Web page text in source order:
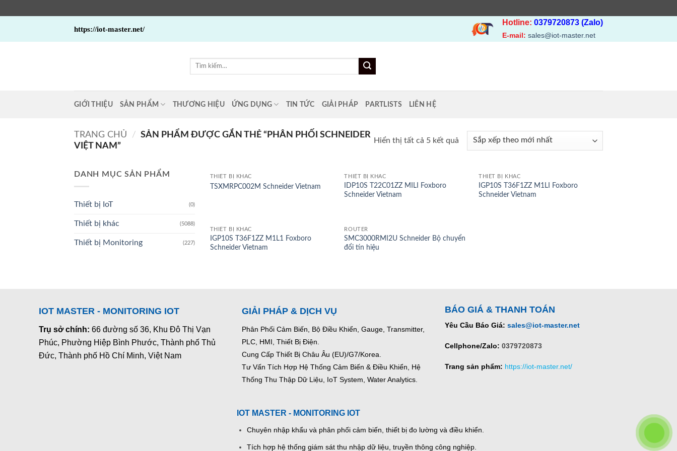
https://iot-master.net/
Hotline: 0379720873 (Zalo)
E-mail: sales@iot-master.net
Tìm
GIỚI THIỆU SẢN PHẨM THƯƠNG HIỆU ỨNG DỤNG TIN TỨC GIẢI PHÁP PARTLISTS LIÊN HỆ
TRANG CHỦ / SẢN PHẨM ĐƯỢC GẮN THẺ “PHÂN PHỐI SCHNEIDER
VIỆT NAM”
Hiển thị tất cả 5 kết quảĐã
sắp
DANH MỤC SẢN PHẨM
Thiết bị IoT (0)
Thiết bị khác (5088)
Thiết bị Monitoring (227)
THIẾT BỊ KHÁC
TSXMRPC002M Schneider Vietnam
THIẾT BỊ KHÁC
IDP10S T22C01ZZ MILI Foxboro
Schneider Vietnam
THIẾT BỊ KHÁC
IGP10S T36F1ZZ M1LI Foxboro
Schneider Vietnam
THIẾT BỊ KHÁC
IGP10S T36F1ZZ M1L1 Foxboro
Schneider Vietnam
ROUTER
SMC3000RMI2U Schneider Bộ chuyển
đổi tín hiệu
IOT MASTER - MONITORING IOT
Trụ sở chính: 66 đường số 36, Khu Đô Thị Vạn
Phúc, Phường Hiệp Bình Phước, Thành phố Thủ
Đức, Thành phố Hồ Chí Minh, Việt Nam
GIẢI PHÁP & DỊCH VỤ
Phân Phối Cảm Biến, Bộ Điều Khiển, Gauge, Transmitter,
PLC, HMI, Thiết Bị Điện.
Cung Cấp Thiết Bị Châu Âu (EU)/G7/Korea.
Tư Vấn Tích Hợp Hệ Thống Cảm Biến & Điều Khiển, Hệ
Thống Thu Thập Dữ Liệu, IoT System, Water Analytics.
BÁO GIÁ & THANH TOÁN
Yêu Cầu Báo Giá: sales@iot-master.net
Cellphone/Zalo: 0379720873
Trang sản phẩm: https://iot-master.net/
IOT MASTER - MONITORING IOT
Chuyên nhập khẩu và phân phối cảm biến, thiết bị đo lường và điều khiển.
Tích hợp hệ thống giám sát thu nhập dữ liệu, truyền thông công nghiệp.